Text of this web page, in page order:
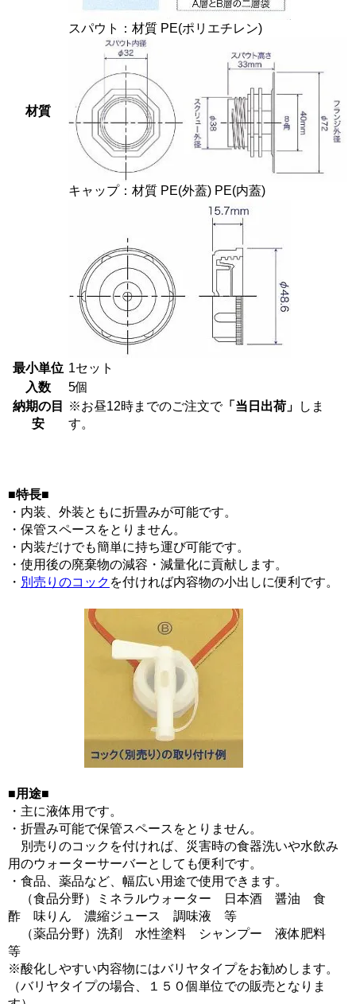
材質
スパウト：材質 PE(ポリエチレン)
キャップ：材質 PE(外蓋) PE(内蓋)
最小単位 1セット
入数
5個
納期の目
安
※お昼12時までのご注文で「当日出荷」
しま
す。
■特長■
・内装、外装ともに折畳みが可能です。
・保管スペースをとりません。
・内装だけでも簡単に持ち運び可能です。
・使用後の廃棄物の減容・減量化に貢献します。
・ 別売りのコック を付ければ内容物の小出しに便利です。
■用途■
・主に液体用です。
・折畳み可能で保管スペースをとりません。
別売りのコックを付ければ、災害時の食器洗いや水飲み
用のウォーターサーバーとしても便利です。
・食品、薬品など、幅広い用途で使用できます。
（食品分野）ミネラルウォーター 日本酒 醤油 食
酢 味りん 濃縮ジュース 調味液 等
（薬品分野）洗剤 水性塗料 シャンプー 液体肥料
等
※酸化しやすい内容物にはバリヤタイプをお勧めします。
（バリヤタイプの場合、１５０個単位での販売となりま